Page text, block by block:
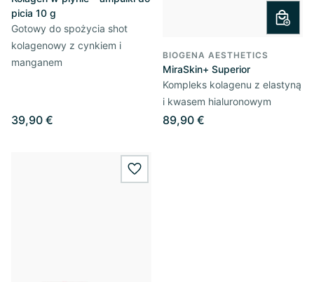
picia 10 g
Gotowy do spożycia shot
kolagenowy z cynkiem i
manganem
39,90 €
BIOGENA AESTHETICS
MiraSkin+ Superior
Kompleks kolagenu z elastyną
i kwasem hialuronowym
89,90 €
wishlist.add